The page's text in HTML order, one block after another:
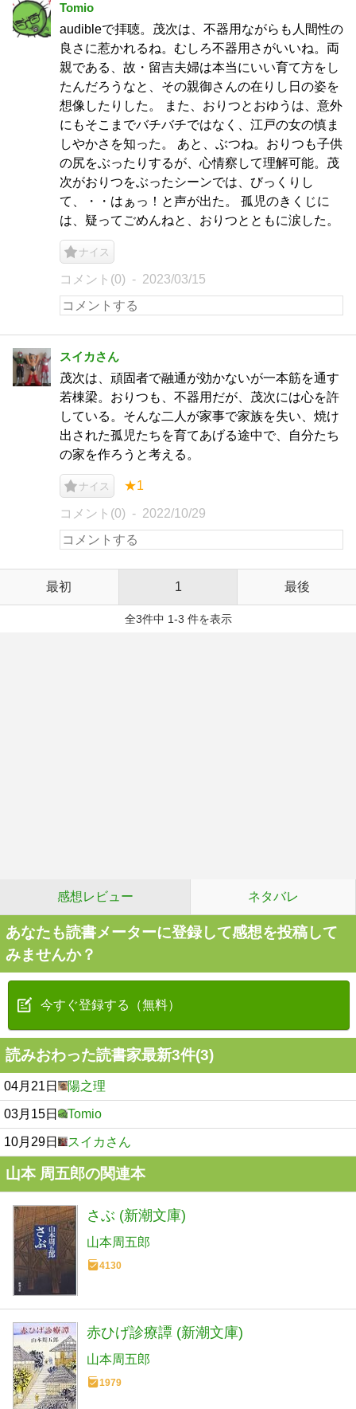
Tomio
audibleで拝聴。茂次は、不器用ながらも人間性の
良さに惹かれるね。むしろ不器用さがいいね。両
親である、故・留吉夫婦は本当にいい育て方をし
たんだろうなと、その親御さんの在りし日の姿を
想像したりした。 また、おりつとおゆうは、意外
にもそこまでバチバチではなく、江戸の女の慎ま
しやかさを知った。 あと、ぶつね。おりつも子供
の尻をぶったりするが、心情察して理解可能。茂
次がおりつをぶったシーンでは、びっくりし
て、・・はぁっ！と声が出た。 孤児のきくじに
は、疑ってごめんねと、おりつとともに涙した。
ナイス
コメント(0) 2023/03/15
スイカさん
茂次は、頑固者で融通が効かないが一本筋を通す
若棟梁。おりつも、不器用だが、茂次には心を許
している。そんな二人が家事で家族を失い、焼け
出された孤児たちを育てあげる途中で、自分たち
の家を作ろうと考える。
ナイス ★1
コメント(0) 2022/10/29
最初 1 最後
全3件中 1-3 件を表示
感想レビュー ネタバレ
あなたも読書メーターに登録して感想を投稿して
みませんか？
今すぐ登録する（無料）
読みおわった読書家最新3件(3)
04月21日 陽之理
03月15日 Tomio
10月29日 スイカさん
山本 周五郎の関連本
さぶ (新潮文庫)
山本周五郎
4130
赤ひげ診療譚 (新潮文庫)
山本周五郎
1979